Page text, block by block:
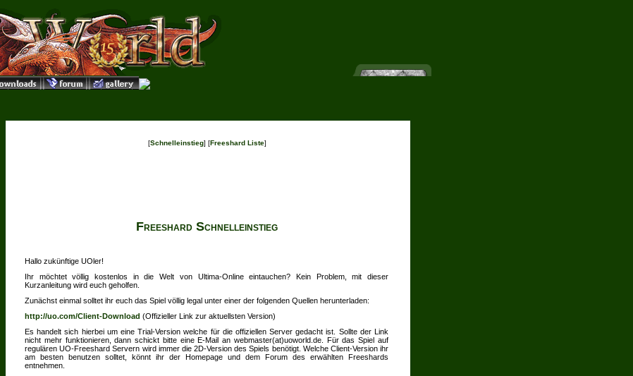
[Schnelleinstieg] [Freeshard Liste]
Freeshard Schnelleinstieg
Hallo zukünftige UOler!
Ihr möchtet völlig kostenlos in die Welt von Ultima-Online eintauchen? Kein Problem, mit dieser
Kurzanleitung wird euch geholfen.
Zunächst einmal solltet ihr euch das Spiel völlig legal unter einer der folgenden Quellen herunterladen:
http://uo.com/Client-Download (Offizieller Link zur aktuellsten Version)
Es handelt sich hierbei um eine Trial-Version welche für die offiziellen Server gedacht ist. Sollte der Link
nicht mehr funktionieren, dann schickt bitte eine E-Mail an webmaster(at)uoworld.de. Für das Spiel auf
regulären UO-Freeshard Servern wird immer die 2D-Version des Spiels benötigt. Welche Client-Version ihr
am besten benutzen solltet, könnt ihr der Homepage und dem Forum des erwählten Freeshards
entnehmen.